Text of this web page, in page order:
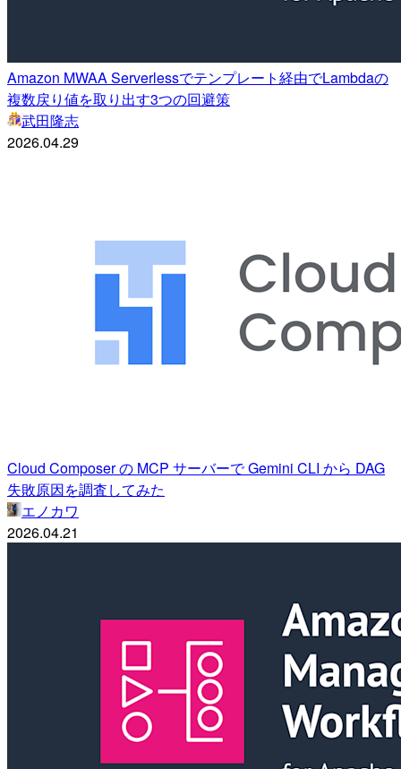
Amazon MWAA Serverlessでテンプレート経由でLambdaの
複数戻り値を取り出す3つの回避策
武田隆志
2026.04.29
Cloud Composer の MCP サーバーで Gemini CLI から DAG
失敗原因を調査してみた
エノカワ
2026.04.21